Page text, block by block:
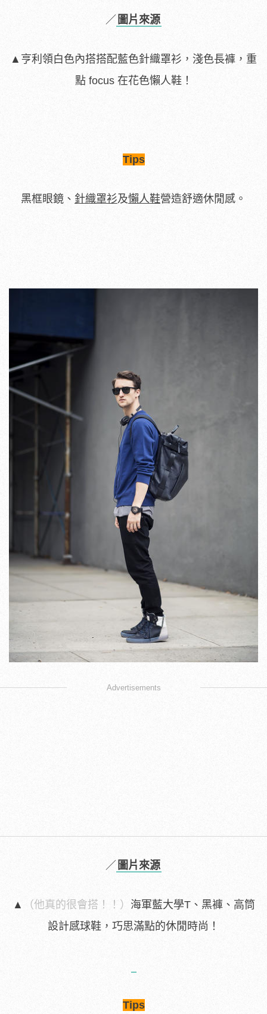
／ 圖片來源
▲亨利領白色內搭搭配藍色針織罩衫，淺色長褲，重
點 focus 在花色懶人鞋！
Tips
黑框眼鏡、 針織罩衫及懶人鞋營造舒適休閒感。
Advertisements
／ 圖片來源
▲ （他真的很會搭！！） 海軍藍大學T、黑褲、高筒
設計感球鞋，巧思滿點的休閒時尚！
Tips